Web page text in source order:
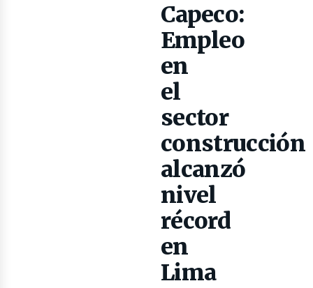
Capeco:
Empleo
en
el
sector
construcción
alcanzó
nivel
récord
en
Lima